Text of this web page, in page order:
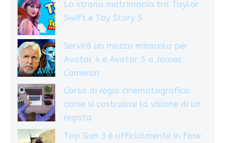
Lo strano matrimonio tra Taylor
Swift e Toy Story 5
Servirà un mezzo miracolo per
Avatar 4 e Avatar 5 a James
Cameron
Corso di regia cinematografica:
come si costruisce la visione di un
regista
Top Gun 3 è ufficialmente in fase